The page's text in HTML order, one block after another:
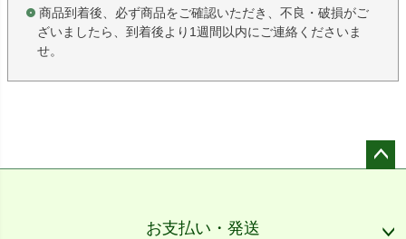
商品到着後、必ず商品をご確認いただき、不良・破損がご
ざいましたら、到着後より1週間以内にご連絡くださいま
せ。
お支払い・発送